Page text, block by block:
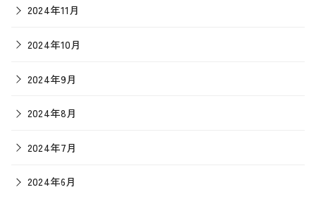
2024年11月
2024年10月
2024年9月
2024年8月
2024年7月
2024年6月